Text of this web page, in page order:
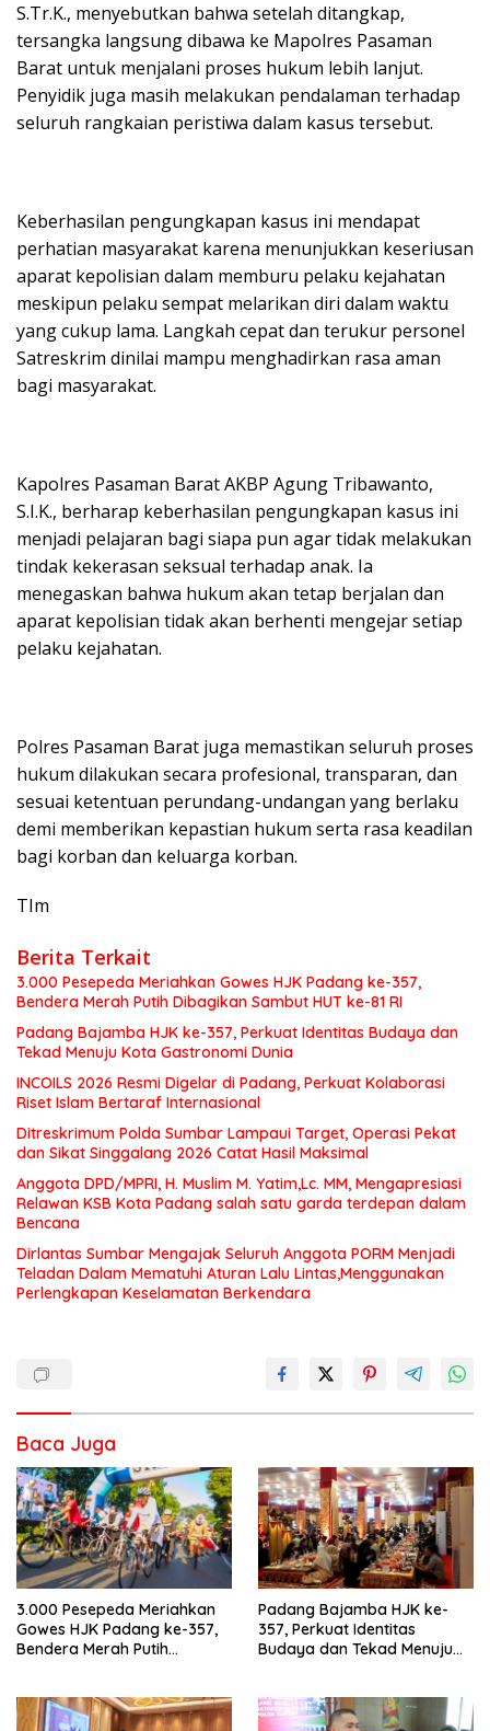
S.Tr.K., menyebutkan bahwa setelah ditangkap,
tersangka langsung dibawa ke Mapolres Pasaman
Barat untuk menjalani proses hukum lebih lanjut.
Penyidik juga masih melakukan pendalaman terhadap
seluruh rangkaian peristiwa dalam kasus tersebut.
Keberhasilan pengungkapan kasus ini mendapat
perhatian masyarakat karena menunjukkan keseriusan
aparat kepolisian dalam memburu pelaku kejahatan
meskipun pelaku sempat melarikan diri dalam waktu
yang cukup lama. Langkah cepat dan terukur personel
Satreskrim dinilai mampu menghadirkan rasa aman
bagi masyarakat.
Kapolres Pasaman Barat AKBP Agung Tribawanto,
S.I.K., berharap keberhasilan pengungkapan kasus ini
menjadi pelajaran bagi siapa pun agar tidak melakukan
tindak kekerasan seksual terhadap anak. Ia
menegaskan bahwa hukum akan tetap berjalan dan
aparat kepolisian tidak akan berhenti mengejar setiap
pelaku kejahatan.
Polres Pasaman Barat juga memastikan seluruh proses
hukum dilakukan secara profesional, transparan, dan
sesuai ketentuan perundang-undangan yang berlaku
demi memberikan kepastian hukum serta rasa keadilan
bagi korban dan keluarga korban.
TIm
Berita Terkait
3.000 Pesepeda Meriahkan Gowes HJK Padang ke-357,
Bendera Merah Putih Dibagikan Sambut HUT ke-81 RI
Padang Bajamba HJK ke-357, Perkuat Identitas Budaya dan
Tekad Menuju Kota Gastronomi Dunia
INCOILS 2026 Resmi Digelar di Padang, Perkuat Kolaborasi
Riset Islam Bertaraf Internasional
Ditreskrimum Polda Sumbar Lampaui Target, Operasi Pekat
dan Sikat Singgalang 2026 Catat Hasil Maksimal
Anggota DPD/MPRI, H. Muslim M. Yatim,Lc. MM, Mengapresiasi
Relawan KSB Kota Padang salah satu garda terdepan dalam
Bencana
Dirlantas Sumbar Mengajak Seluruh Anggota PORM Menjadi
Teladan Dalam Mematuhi Aturan Lalu Lintas,Menggunakan
Perlengkapan Keselamatan Berkendara
Baca Juga
3.000 Pesepeda Meriahkan
Gowes HJK Padang ke-357,
Bendera Merah Putih
Padang Bajamba HJK ke-
357, Perkuat Identitas
Budaya dan Tekad Menuju